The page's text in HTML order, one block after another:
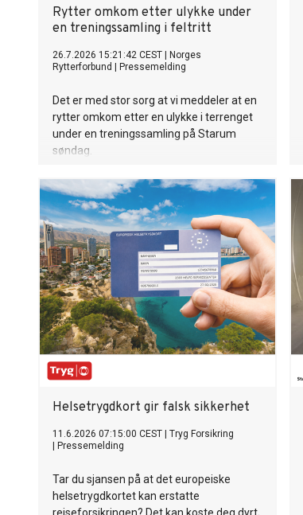
Rytter omkom etter ulykke under
en treningssamling i feltritt
26.7.2026 15:21:42 CEST
Norges
Rytterforbund
Pressemelding
Det er med stor sorg at vi meddeler at en
rytter omkom etter en ulykke i terrenget
under en treningssamling på Starum
søndag.
Helsetrygdkort gir falsk sikkerhet
11.6.2026 07:15:00 CEST
Tryg Forsikring
Pressemelding
Tar du sjansen på at det europeiske
helsetrygdkortet kan erstatte